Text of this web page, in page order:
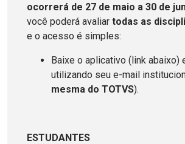
ocorrerá de 27 de maio a 30 de
você poderá avaliar todas as
e o acesso é simples:
Baixe o aplicativo (link abaixo)
utilizando seu e-mail
mesma do TOTVS).
ESTUDANTES